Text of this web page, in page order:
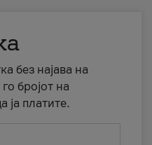
без најава на
бројот на
ја платите.